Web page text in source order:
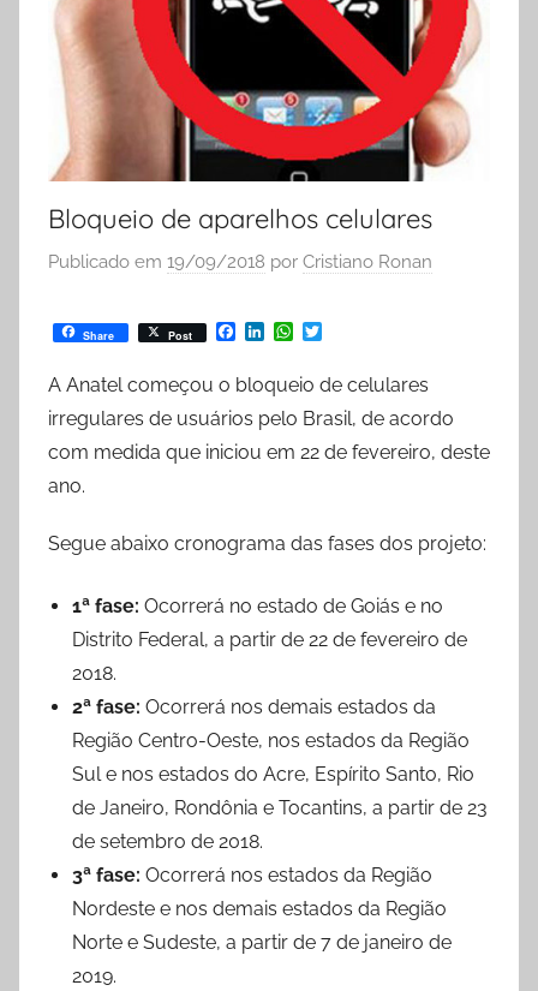
Bloqueio de aparelhos celulares
Publicado em 19/09/2018 por Cristiano Ronan
Share Post
F
e
o
o
k
L
k
d
I
n
W
t
A
p
p
t
e
r
A Anatel começou o bloqueio de celulares
irregulares de usuários pelo Brasil, de acordo
com medida que iniciou em 22 de fevereiro, deste
ano.
Segue abaixo cronograma das fases dos projeto:
1ª fase: Ocorrerá no estado de Goiás e no
Distrito Federal, a partir de 22 de fevereiro de
2018.
2ª fase: Ocorrerá nos demais estados da
Região Centro-Oeste, nos estados da Região
Sul e nos estados do Acre, Espírito Santo, Rio
de Janeiro, Rondônia e Tocantins, a partir de 23
de setembro de 2018.
3ª fase: Ocorrerá nos estados da Região
Nordeste e nos demais estados da Região
Norte e Sudeste, a partir de 7 de janeiro de
2019.